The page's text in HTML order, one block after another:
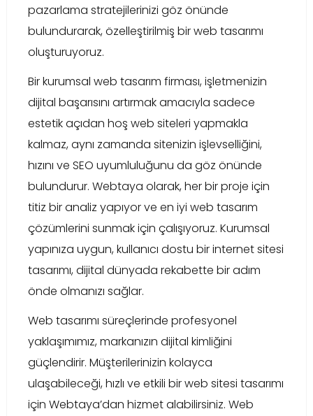
pazarlama stratejilerinizi göz önünde
bulundurarak, özelleştirilmiş bir web tasarımı
oluşturuyoruz.
Bir kurumsal web tasarım firması, işletmenizin
dijital başarısını artırmak amacıyla sadece
estetik açıdan hoş web siteleri yapmakla
kalmaz, aynı zamanda sitenizin işlevselliğini,
hızını ve SEO uyumluluğunu da göz önünde
bulundurur. Webtaya olarak, her bir proje için
titiz bir analiz yapıyor ve en iyi web tasarım
çözümlerini sunmak için çalışıyoruz. Kurumsal
yapınıza uygun, kullanıcı dostu bir internet sitesi
tasarımı, dijital dünyada rekabette bir adım
önde olmanızı sağlar.
Web tasarımı süreçlerinde profesyonel
yaklaşımımız, markanızın dijital kimliğini
güçlendirir. Müşterilerinizin kolayca
ulaşabileceği, hızlı ve etkili bir web sitesi tasarımı
için Webtaya’dan hizmet alabilirsiniz. Web